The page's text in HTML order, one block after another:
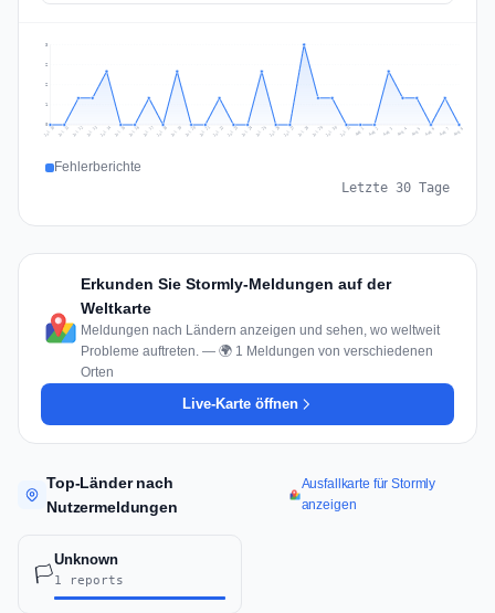
1
2
2
3
Jul 10 Jul 11 Jul 12 Jul 13 Jul 14 Jul 15 Jul 16 Jul 17 Jul 18 Jul 19 Jul 20 Jul 21 Jul 22 Jul 23 Jul 24 Jul 25 Jul 26 Jul 27 Jul 28 Jul 29 Jul 30 Jul 31 Aug 1 Aug 2 Aug 3 Aug 4 Aug 5 Aug 6 Aug 7 Aug 8
Fehlerberichte
Letzte 30 Tage
Erkunden Sie Stormly-Meldungen auf der
Weltkarte
Meldungen nach Ländern anzeigen und sehen, wo weltweit
Probleme auftreten. — 🌍 1 Meldungen von verschiedenen
Orten
Live-Karte öffnen
Top-Länder nach
Nutzermeldungen
Ausfallkarte für Stormly
anzeigen
🏳️
Unknown
1 reports